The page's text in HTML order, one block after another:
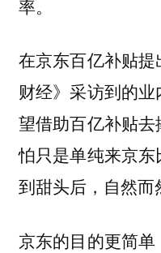
率。
在京东百亿补贴
财经》采访到的
望借助百亿补贴
怕只是单纯来京
到甜头后，自然而
京东的目的更简